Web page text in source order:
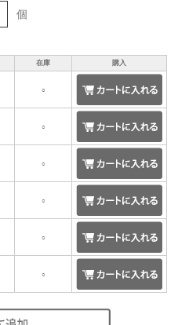
個
在庫 購入
○
○
○
○
○
○